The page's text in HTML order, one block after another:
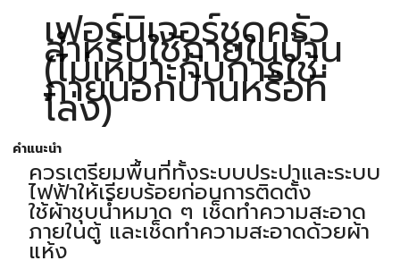
เฟอร์นิเจอร์ชุดครัว
สำหรับใช้ภายในบ้าน
(ไม่เหมาะกับการใช้
ภายนอกบ้านหรือที่
โล่ง)
คำแนะนำ
ควรเตรียมพื้นที่ทั้งระบบประปาและระบบ
ไฟฟ้าให้เรียบร้อยก่อนการติดตั้ง
ใช้ผ้าชุบน้ำหมาด ๆ เช็ดทำความสะอาด
ภายในตู้ และเช็ดทำความสะอาดด้วยผ้า
แห้ง